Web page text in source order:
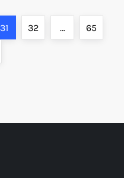
Page
31 Page
32 … Page
65